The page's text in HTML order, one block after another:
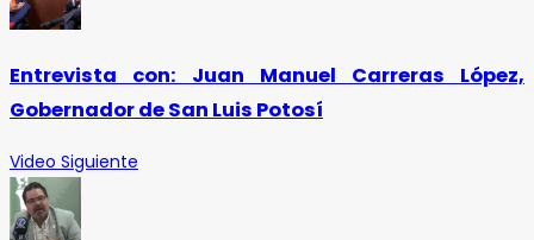
Entrevista con: Juan Manuel Carreras López,
Gobernador de San Luis Potosí
Video Siguiente